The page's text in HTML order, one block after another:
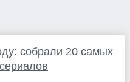
собрали 20 самых